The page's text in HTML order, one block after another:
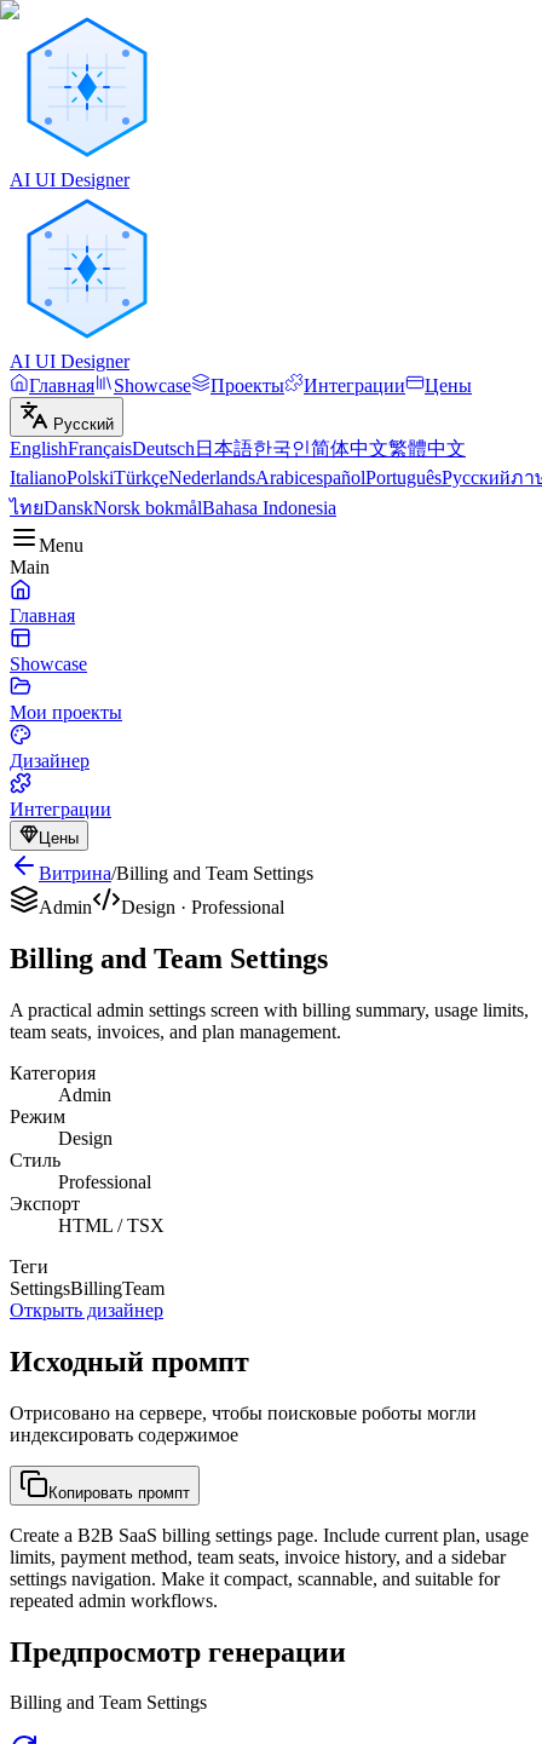
AI UI Designer
AI UI Designer
Главная
Showcase Проекты Интеграции Цены
Русский
EnglishFrançaisDeutsch 日本語한국인简体中文繁體中文
ItalianoPolskiTürkçeNederlandsArabicespañolPortuguêsРусскийภา
ไทยDanskNorsk bokmålBahasa Indonesia
Menu
Main
Главная
Showcase
Мои проекты
Дизайнер
Интеграции
Цены
Витрина/Billing and Team Settings
Admin
Design · Professional
Billing and Team Settings
A practical admin settings screen with billing summary, usage limits,
team seats, invoices, and plan management.
Категория
Admin
Режим
Design
Стиль
Professional
Экспорт
HTML / TSX
Теги
SettingsBillingTeam
Открыть дизайнер
Исходный промпт
Отрисовано на сервере, чтобы поисковые роботы могли
индексировать содержимое
Копировать промпт
Create a B2B SaaS billing settings page. Include current plan, usage
limits, payment method, team seats, invoice history, and a sidebar
settings navigation. Make it compact, scannable, and suitable for
repeated admin workflows.
Предпросмотр генерации
Billing and Team Settings